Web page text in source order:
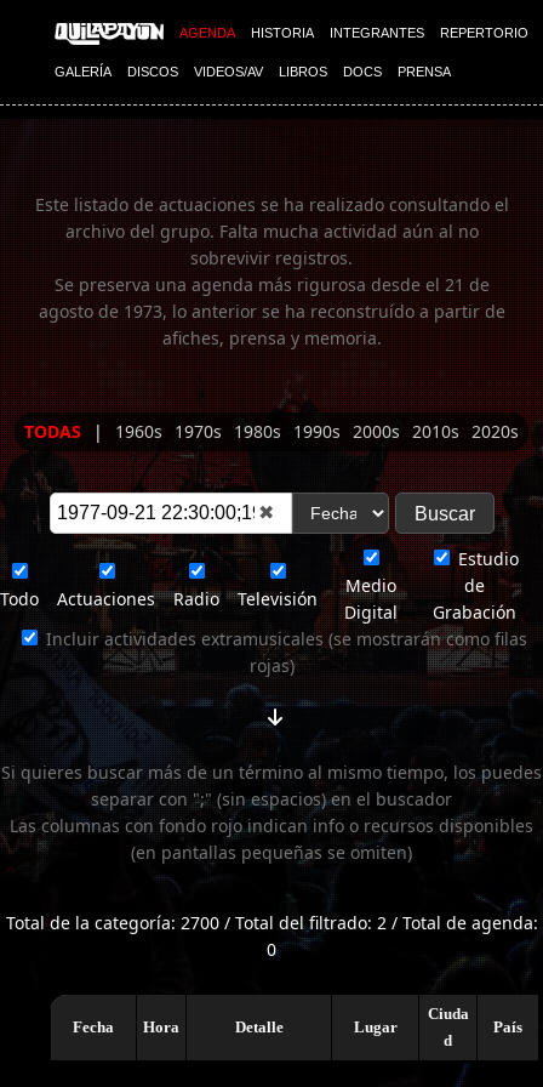
AGENDA HISTORIA INTEGRANTES REPERTORIO
GALERÍA DISCOS VIDEOS/AV LIBROS DOCS PRENSA
Imagen 01
Este listado de actuaciones se ha realizado consultando el
archivo del grupo. Falta mucha actividad aún al no
sobrevivir registros.
Se preserva una agenda más rigurosa desde el 21 de
agosto de 1973, lo anterior se ha reconstruído a partir de
afiches, prensa y memoria.
TODAS | 1960s 1970s 1980s 1990s 2000s 2010s 2020s
✖
Todo Actuaciones Radio Televisión
Medio
Digital
Estudio
de
Grabación
Incluir actividades extramusicales (se mostrarán como filas
rojas)
Si quieres buscar más de un término al mismo tiempo, los puedes
separar con ";" (sin espacios) en el buscador
Las columnas con fondo rojo indican info o recursos disponibles
(en pantallas pequeñas se omiten)
Total de la categoría: 2700 / Total del filtrado: 2 / Total de agenda:
0
Fecha Hora Detalle Lugar
Ciuda
d
País